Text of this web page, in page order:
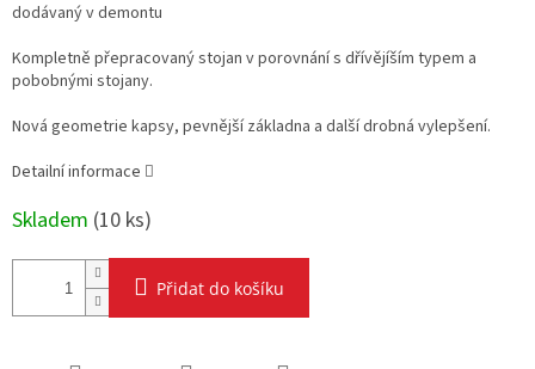
dodávaný v demontu
Kompletně přepracovaný stojan v porovnání s dřívějíším typem a
pobobnými stojany.
Nová geometrie kapsy, pevnější základna a další drobná vylepšení.
Detailní informace
Skladem (10 ks)
Přidat do košíku